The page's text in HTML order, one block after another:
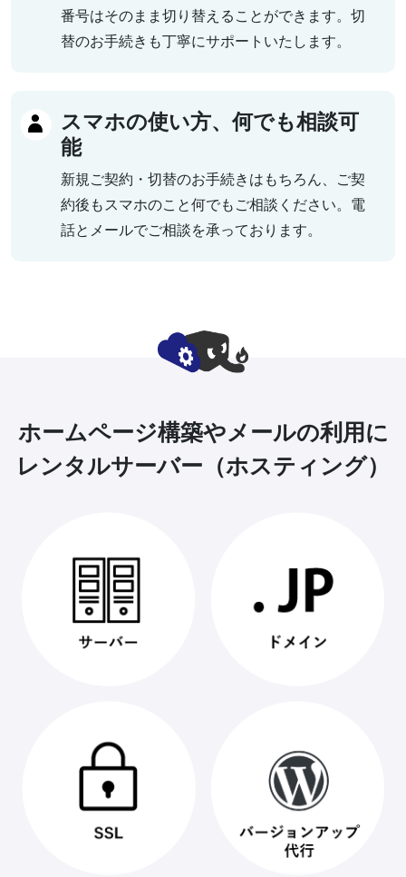
番号はそのまま切り替えることができます。切
替のお手続きも丁寧にサポートいたします。
スマホの使い方、何でも相談可
能
新規ご契約・切替のお手続きはもちろん、ご契
約後もスマホのこと何でもご相談ください。電
話とメールでご相談を承っております。
ホームページ構築やメールの利用に
レンタルサーバー（ホスティング）